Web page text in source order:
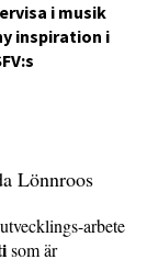
i musik
inspiration i
Lönnroos
arbete
som är